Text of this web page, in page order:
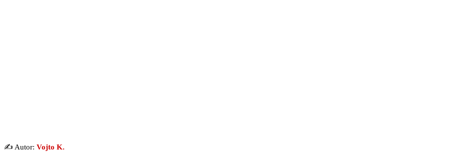
✍️ Autor: Vojto K.